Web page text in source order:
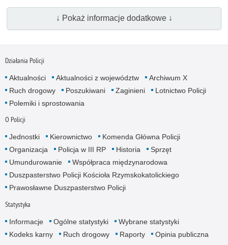
↓ Pokaż informacje dodatkowe ↓
Działania Policji
Aktualności Aktualności z województw
Archiwum X
Ruch drogowy
Poszukiwani Zaginieni
Lotnictwo Policji
Polemiki i sprostowania
O Policji
Jednostki Kierownictwo
Komenda Główna Policji
Organizacja
Policja w III RP Historia
Sprzęt
Umundurowanie
Współpraca międzynarodowa
Duszpasterstwo Policji Kościoła Rzymskokatolickiego
Prawosławne Duszpasterstwo Policji
Statystyka
Informacje Ogólne statystyki
Wybrane statystyki
Kodeks karny
Ruch drogowy Raporty Opinia publiczna